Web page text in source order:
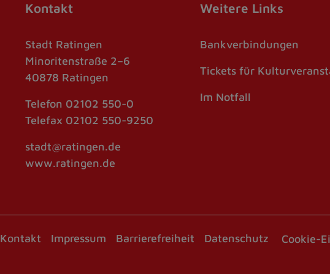
Kontakt
Stadt Ratingen
Minoritenstraße 2–6
40878 Ratingen
Telefon 02102 550-0
Telefax 02102 550-9250
stadt@ratingen.de
www.ratingen.de
Weitere Links
Bankverbindungen
Tickets für
Im Notfall
Kontakt Impressum Barrierefreiheit Datenschutz Cookie-